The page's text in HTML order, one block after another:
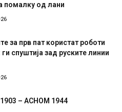
помалку од лани
за прв пат користат роботи
спуштија зад руските линии
– АСНОМ 1944